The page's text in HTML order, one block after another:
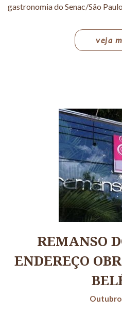
gastronomia do Senac/São
veja
REMANSO
ENDEREÇO